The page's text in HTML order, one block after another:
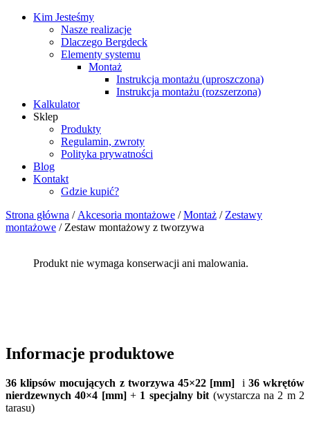
Kim Jesteśmy
Nasze realizacje
Dlaczego Bergdeck
Elementy systemu
Montaż
Instrukcja montażu (uproszczona)
Instrukcja montażu (rozszerzona)
Kalkulator
Sklep
Produkty
Regulamin, zwroty
Polityka prywatności
Blog
Kontakt
Gdzie kupić?
Strona główna / Akcesoria montażowe /Montaż / Zestawy
montażowe / Zestaw montażowy z tworzywa
Produkt nie wymaga konserwacji ani malowania.
Informacje produktowe
36 klipsów mocujących z tworzywa 45×22 [mm] i 36 wkrętów
nierdzewnych 40×4 [mm]+ 1 specjalny bit (wystarcza na 2 m 2
tarasu)